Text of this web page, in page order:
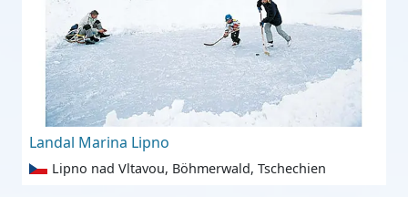
Landal Marina Lipno
Lipno nad Vltavou, Böhmerwald, Tschechien